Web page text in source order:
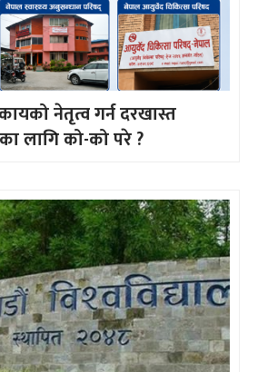
नेतृत्व गर्न दरखास्त
लागि को-को परे ?